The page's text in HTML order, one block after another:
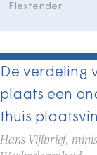
Flextender
De verdeling
plaats een
thuis
Hans Vijlbrief,